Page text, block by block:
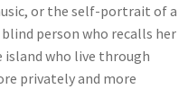
or the self-portrait of a
person who recalls her
who live through
privately and more